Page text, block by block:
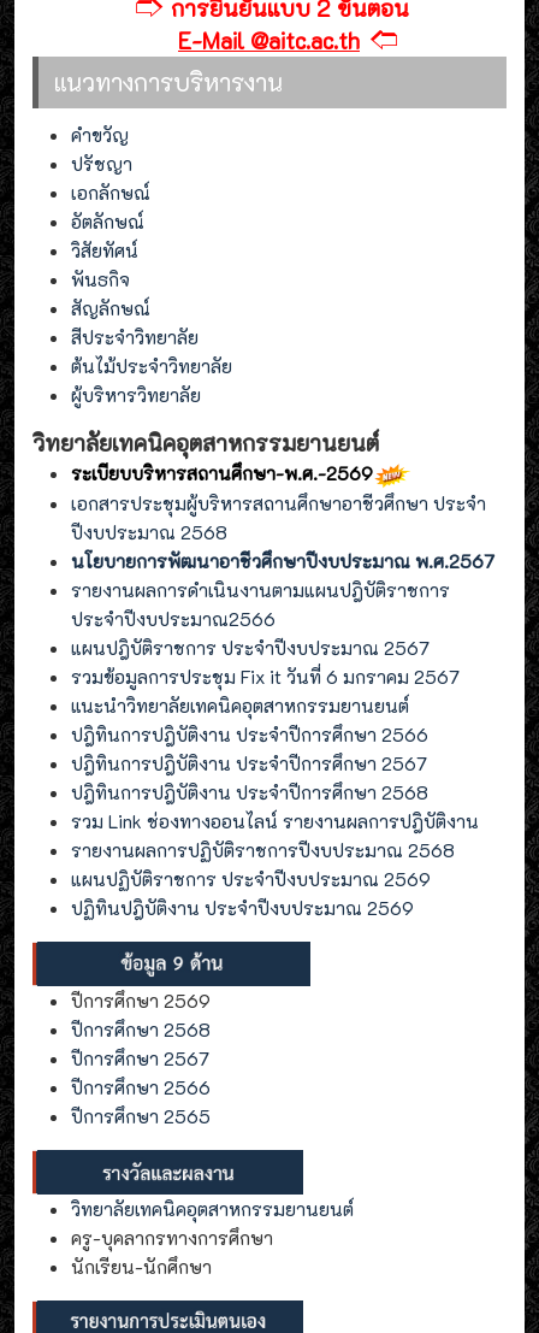
การยืนยันแบบ 2 ขั้นตอน
E-Mail @aitc.ac.th 🢢
แนวทางการบริหารงาน
คำขวัญ
ปรัชญา
เอกลักษณ์
อัตลักษณ์
วิสัยทัศน์
พันธกิจ
สัญลักษณ์
สีประจำวิทยาลัย
ต้นไม้ประจำวิทยาลัย
ผู้บริหารวิทยาลัย
วิทยาลัยเทคนิคอุตสาหกรรมยานยนต์
ระเบียบบริหารสถานศึกษา-พ.ศ.-2569
เอกสารประชุมผู้บริหารสถานศึกษาอาชีวศึกษา ประจำ
ปีงบประมาณ 2568
นโยบายการพัฒนาอาชีวศึกษาปีงบประมาณ พ.ศ.2567
รายงานผลการดำเนินงานตามแผนปฎิบัติราชการ
ประจำปีงบประมาณ2566
แผนปฎิบัติราชการ ประจำปีงบประมาณ 2567
รวมข้อมูลการประชุม Fix it วันที่ 6 มกราคม 2567
แนะนำวิทยาลัยเทคนิคอุตสาหกรรมยานยนต์
ปฎิทินการปฎิบัติงาน ประจำปีการศึกษา 2566
ปฎิทินการปฎิบัติงาน ประจำปีการศึกษา 2567
ปฎิทินการปฎิบัติงาน ประจำปีการศึกษา 2568
รวม Link ช่องทางออนไลน์ รายงานผลการปฎิบัติงาน
รายงานผลการปฏิบัติราชการปีงบประมาณ 2568
แผนปฏิบัติราชการ ประจำปีงบประมาณ 2569
ปฏิทินปฎิบัติงาน ประจำปีงบประมาณ 2569
ปีการศึกษา 2569
ปีการศึกษา 2568
ปีการศึกษา 2567
ปีการศึกษา 2566
ปีการศึกษา 2565
วิทยาลัยเทคนิคอุตสาหกรรมยานยนต์
ครู-บุคลากรทางการศึกษา
นักเรียน-นักศึกษา